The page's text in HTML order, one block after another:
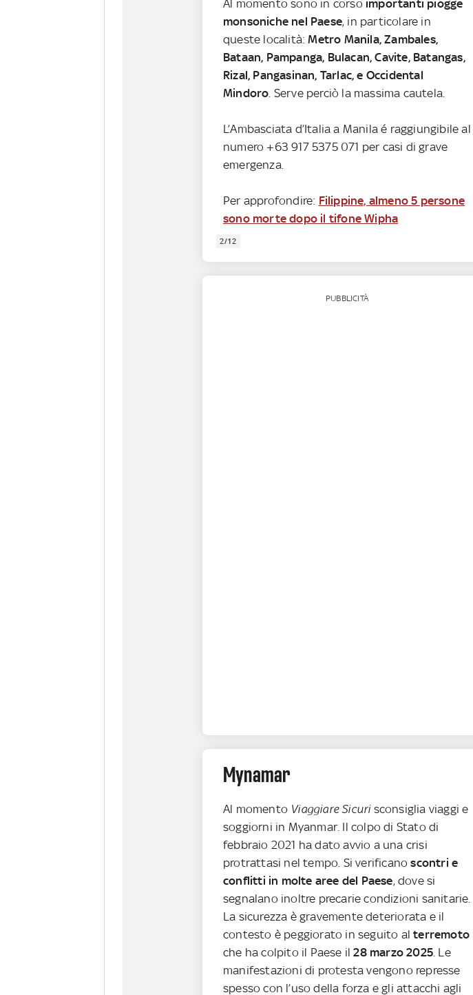
Al momento sono in corso importanti piogge
monsoniche nel Paese, in particolare in
queste località: Metro Manila, Zambales,
Bataan, Pampanga, Bulacan, Cavite, Batangas,
Rizal, Pangasinan, Tarlac, e Occidental
Mindoro. Serve perciò la massima cautela.
L’Ambasciata d’Italia a Manila é raggiungibile al
numero +63 917 5375 071 per casi di grave
emergenza.
Per approfondire: Filippine, almeno 5 persone
sono morte dopo il tifone Wipha
2/12
PUBBLICITÀ
Mynamar
Al momento Viaggiare Sicuri sconsiglia viaggi e
soggiorni in Myanmar. Il colpo di Stato di
febbraio 2021 ha dato avvio a una crisi
protrattasi nel tempo. Si verificanoscontri e
conflitti in molte aree del Paese, dove si
segnalano inoltre precarie condizioni sanitarie.
La sicurezza è gravemente deteriorata e il
contesto è peggiorato in seguito alterremoto
che ha colpito il Paese il28 marzo 2025. Le
manifestazioni di protesta vengono represse
spesso con l’uso della forza e gli attacchi agli